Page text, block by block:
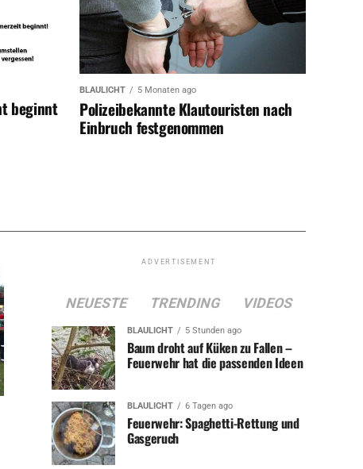
beginnt
BLAULICHT 5 Monaten ago
Polizeibekannte Klautouristen nach
Einbruch festgenommen
ADVERTISEMENT
NEUESTE TRENDING VIDEOS
BLAULICHT 5 Stunden ago
Baum droht auf Küken zu Fallen –
Feuerwehr hat die passenden Ideen
BLAULICHT 6 Tagen ago
Feuerwehr: Spaghetti-Rettung und
Gasgeruch